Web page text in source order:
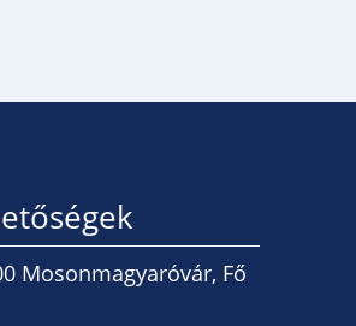
Mosonmagyaróvár, Fő